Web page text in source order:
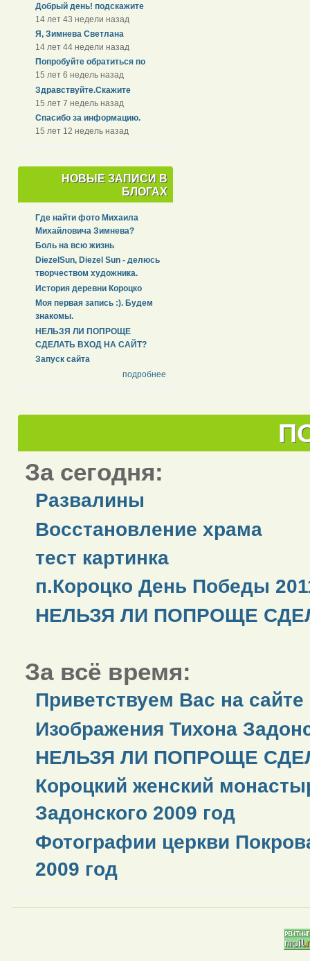
Добрый день! подскажите
14 лет 43 недели назад
Я, Зимнева Светлана
14 лет 44 недели назад
Попробуйте обратиться по
15 лет 6 недель назад
Здравствуйте.Скажите
15 лет 7 недель назад
Спасибо за информацию.
15 лет 12 недель назад
НОВЫЕ ЗАПИСИ В
БЛОГАХ
Где найти фото Михаила
Михайловича Зимнева?
Боль на всю жизнь
DiezelSun, Diezel Sun - делюсь
творчеством художника.
История деревни Короцко
Моя первая запись :). Будем
знакомы.
НЕЛЬЗЯ ЛИ ПОПРОЩЕ
СДЕЛАТЬ ВХОД НА САЙТ?
Запуск сайта
подробнее
За сегодня:
Развалины
Восстановление храма
тест картинка
п.Короцко День Победы
НЕЛЬЗЯ ЛИ ПОПРОЩЕ
За всё время:
Приветствуем Вас на
Изображения Тихона
НЕЛЬЗЯ ЛИ ПОПРОЩЕ
Короцкий женский
Задонского 2009 год
Фотографии церкви
2009 год